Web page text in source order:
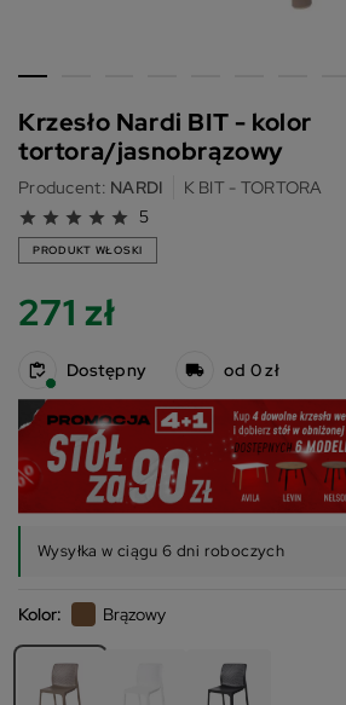
Krzesło Nardi BIT - kolor
tortora/jasnobrązowy
Producent: NARDI K BIT - TORTORA
star star star star star 5
PRODUKT WŁOSKI
271 zł
Dostępny od 0 zł
Wysyłka w ciągu 6 dni roboczych
Kolor: Brązowy